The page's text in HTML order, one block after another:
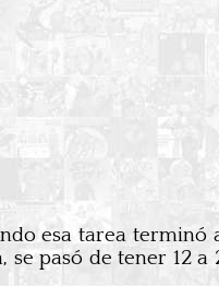
esa tarea terminó
pasó de tener 12